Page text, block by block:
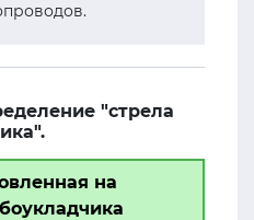
"стрела
на